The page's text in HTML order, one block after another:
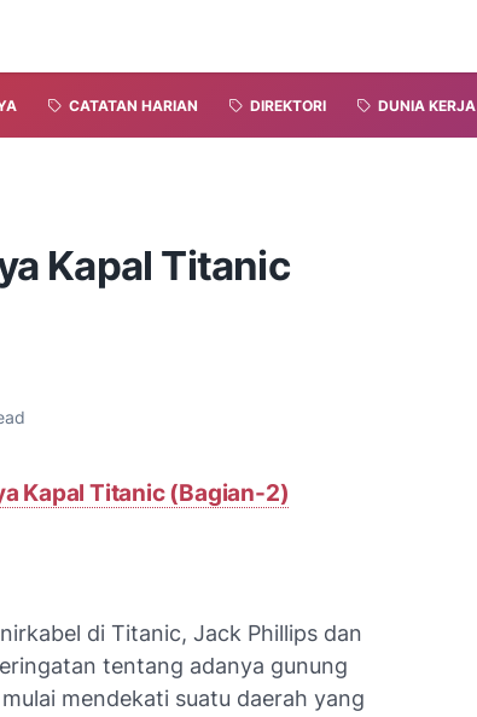
CATATAN HARIAN DIREKTORI DUNIA KERJA
Kapal Titanic
Kapal Titanic (Bagian-2)
di Titanic, Jack Phillips dan
tentang adanya gunung
mendekati suatu daerah yang